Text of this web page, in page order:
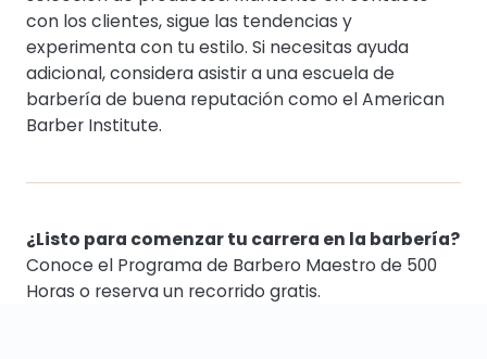
con los clientes, sigue las tendencias y
experimenta con tu estilo. Si necesitas ayuda
adicional, considera asistir a una escuela de
barbería de buena reputación como el American
Barber Institute.
¿Listo para comenzar tu carrera en la barbería?
Conoce el Programa de Barbero Maestro de 500
Horas o reserva un recorrido gratis.